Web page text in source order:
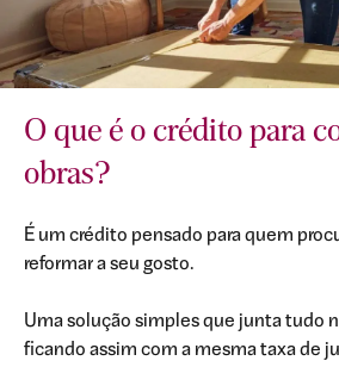
O que é o crédito para
obras?
É um crédito pensado para quem
reformar a seu gosto.
Uma solução simples que junta tudo
ficando assim com a mesma taxa de